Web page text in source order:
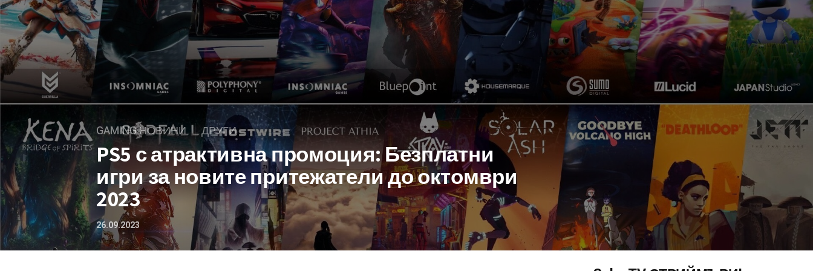
GAMING НОВИНИ ДРУГИ
PS5 с атрактивна промоция: Безплатни
игри за новите притежатели до октомври
2023
26.09.2023